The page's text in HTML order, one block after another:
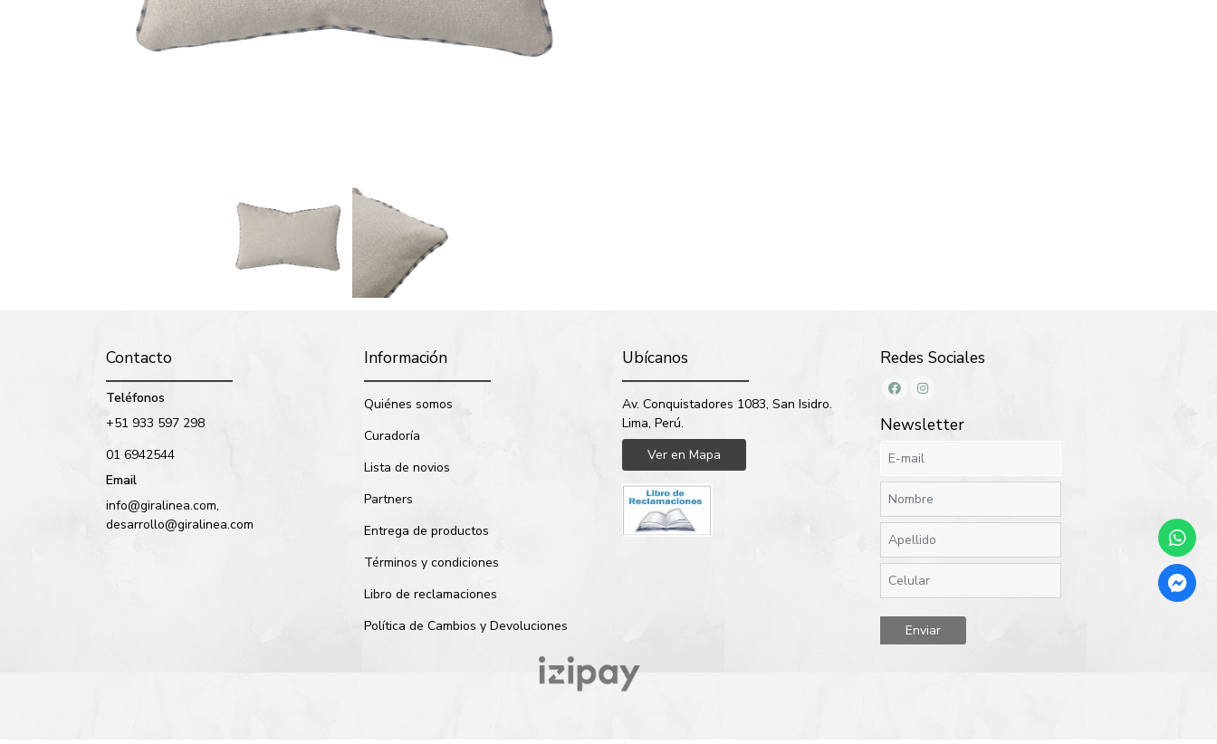
Contacto
Teléfonos
+51 933 597 298
01 6942544
Email
info@giralinea.com,
desarrollo@giralinea.com
Información
Quiénes somos
Curadoría
Lista de novios
Partners
Entrega de productos
Términos y condiciones
Libro de reclamaciones
Política de Cambios y Devoluciones
Ubícanos
Av. Conquistadores 1083, San Isidro.
Lima, Perú.
Ver en Mapa
Redes Sociales
Newsletter
Enviar